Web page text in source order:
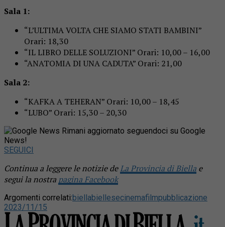
Sala 1:
“L’ULTIMA VOLTA CHE SIAMO STATI BAMBINI”
Orari: 18,30
“IL LIBRO DELLE SOLUZIONI” Orari: 10,00 – 16,00
“ANATOMIA DI UNA CADUTA” Orari: 21,00
Sala 2:
“KAFKA A TEHERAN” Orari: 10,00 – 18,45
“LUBO” Orari: 15,30 – 20,30
Rimani aggiornato seguendoci su Google
News!
SEGUICI
Continua a leggere le notizie deLa Provincia di Biella e
segui la nostra pagina Facebook
Argomenti correlati:biellabiellesecinemafilmpubblicazione
2023/11/15